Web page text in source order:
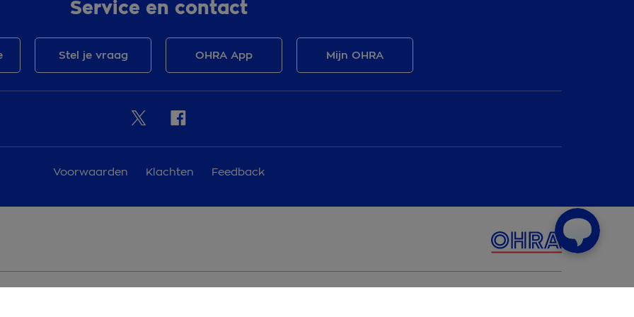
Service en contact
Stel je vraag OHRA App Mijn OHRA
Voorwaarden Klachten Feedback